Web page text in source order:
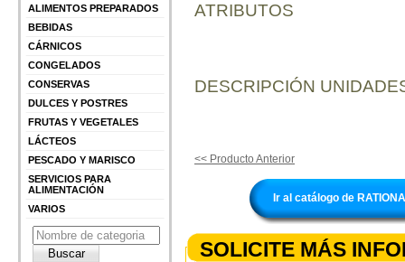
ALIMENTOS PREPARADOS
BEBIDAS
CÁRNICOS
CONGELADOS
CONSERVAS
DULCES Y POSTRES
FRUTAS Y VEGETALES
LÁCTEOS
PESCADO Y MARISCO
SERVICIOS PARA
ALIMENTACIÓN
VARIOS
ATRIBUTOS
DESCRIPCIÓN
<< Producto Anterior
Ir al catálogo de
SOLICITE MÁS